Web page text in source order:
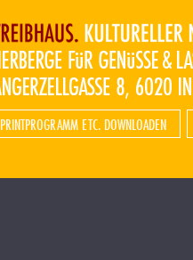
PRINTPROGRAMM ETC. DOWNLOADEN